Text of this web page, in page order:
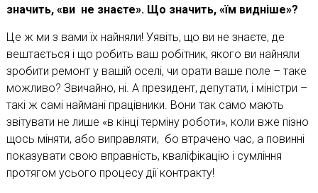
значить, «ви не знаєте». Що значить, «їм видніше»?
Це ж ми з вами їх найняли! Уявіть, що ви не знаєте, де
вештається і що робить ваш робітник, якого ви найняли
зробити ремонт у вашій оселі, чи орати ваше поле – таке
можливо? Звичайно, ні. А президент, депутати, і міністри –
такі ж самі наймані працівники. Вони так само мають
звітувати не лише «в кінці терміну роботи», коли вже пізно
щось міняти, або виправляти, бо втрачено час, а повинні
показувати свою вправність, кваліфікацію і сумління
протягом усього процесу дії контракту!